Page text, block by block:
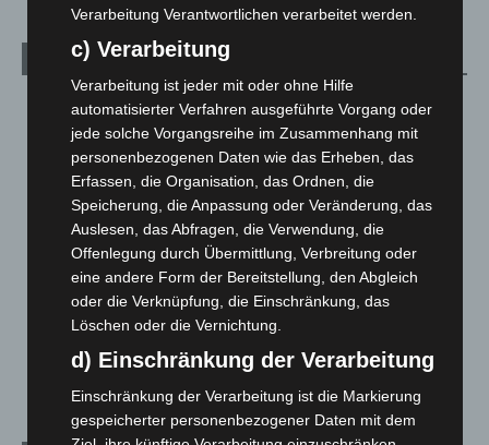
Kategorien
Blaulicht
2.799
Corona-News
Hannover und Region
Langenhagen und Ortsteile
3.250
Leserbriefe
Menschen
Über uns
Veranstaltungen
1.270
Verarbeitung Verantwortlichen verarbeitet werden.
c) Verarbeitung
Verarbeitung ist jeder mit oder ohne Hilfe
automatisierter Verfahren ausgeführte Vorgang oder
jede solche Vorgangsreihe im Zusammenhang mit
personenbezogenen Daten wie das Erheben, das
Erfassen, die Organisation, das Ordnen, die
Speicherung, die Anpassung oder Veränderung, das
Auslesen, das Abfragen, die Verwendung, die
Offenlegung durch Übermittlung, Verbreitung oder
eine andere Form der Bereitstellung, den Abgleich
oder die Verknüpfung, die Einschränkung, das
Löschen oder die Vernichtung.
d) Einschränkung der Verarbeitung
Einschränkung der Verarbeitung ist die Markierung
gespeicherter personenbezogener Daten mit dem